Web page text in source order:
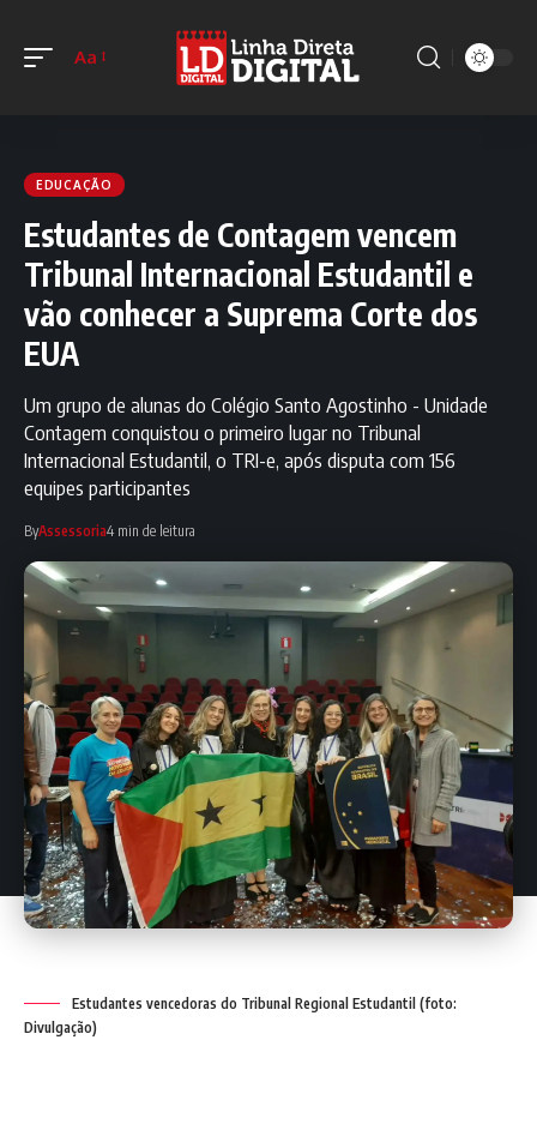
Aa
EDUCAÇÃO
Estudantes de Contagem vencem
Tribunal Internacional Estudantil e
vão conhecer a Suprema Corte dos
EUA
Um grupo de alunas do Colégio Santo Agostinho - Unidade
Contagem conquistou o primeiro lugar no Tribunal
Internacional Estudantil, o TRI-e, após disputa com 156
equipes participantes
ByAssessoria4 min de leitura
Estudantes vencedoras do Tribunal Regional Estudantil (foto:
Divulgação)